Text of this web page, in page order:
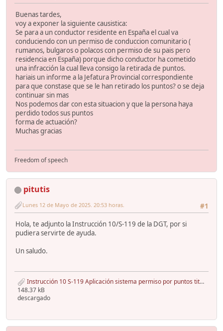
Buenas tardes,
voy a exponer la siguiente causistica:
Se para a un conductor residente en España el cual va
conduciendo con un permiso de conduccion comunitario (
rumanos, bulgaros o polacos con permiso de su pais pero
residencia en España) porque dicho conductor ha cometido
una infracción la cual lleva consigo la retirada de puntos.
hariais un informe a la Jefatura Provincial correspondiente
para que constase que se le han retirado los puntos? o se deja
continuar sin mas
Nos podemos dar con esta situacion y que la persona haya
perdido todos sus puntos
forma de actuación?
Muchas gracias
Freedom of speech
pitutis
#1
Lunes 12 de Mayo de 2025. 20:53 horas.
Hola, te adjunto la Instrucción 10/S-119 de la DGT, por si
pudiera servirte de ayuda.
Un saludo.
Instrucción 10 S-119 Aplicación sistema permiso por puntos titulares licencias y permisos.pdf
148.37 kB
descargado